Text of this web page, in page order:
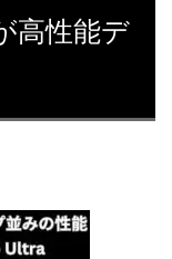
高性能デ